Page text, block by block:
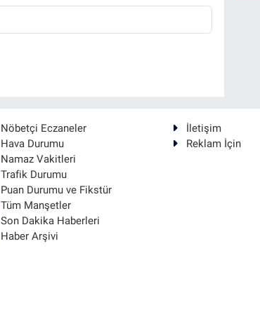
Nöbetçi Eczaneler
Hava Durumu
Namaz Vakitleri
Trafik Durumu
Puan Durumu ve Fikstür
Tüm Manşetler
Son Dakika Haberleri
Haber Arşivi
İletişim
Reklam İçin